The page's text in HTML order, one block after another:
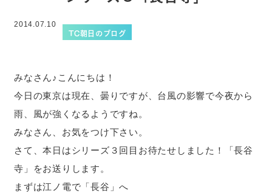
2014.07.10
TC朝日のブログ
みなさん♪こんにちは！
今日の東京は現在、曇りですが、台風の影響で今夜から
雨、風が強くなるようですね。
みなさん、お気をつけ下さい。
さて、本日はシリーズ３回目お待たせしました！「長谷
寺」をお送りします。
まずは江ノ電で「長谷」へ